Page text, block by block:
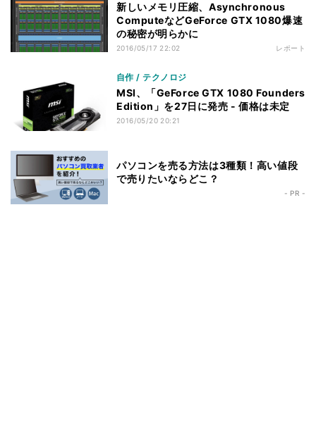
新しいメモリ圧縮、Asynchronous
ComputeなどGeForce GTX 1080爆速
の秘密が明らかに
2016/05/17 22:02 レポート
自作 / テクノロジ
MSI、「GeForce GTX 1080 Founders
Edition」を27日に発売 - 価格は未定
2016/05/20 20:21
パソコンを売る方法は3種類！高い値段
で売りたいならどこ？
- PR -